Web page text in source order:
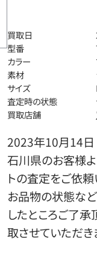
買取日
型番
カラー
素材
サイズ
査定時の状態
買取店舗
2023年10月14日
石川県のお客様よ
トの査定をご依頼
お品物の状態など
したところご了
取させていただき